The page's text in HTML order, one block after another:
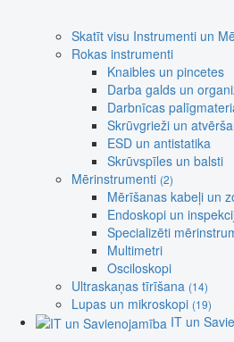
Skatīt visu Instrumenti un
Rokas instrumenti
Knaibles un pincetes
Darba galds un
Darbnīcas
Skrūvgrieži un
ESD un antistatika
Skrūvspīles un balsti
Mērinstrumenti (2)
Mērīšanas kabeļi un
Endoskopi un
Specializēti
Multimetri
Osciloskopi
Ultraskaņas tīrīšana (14)
Lupas un mikroskopi (19)
IT un